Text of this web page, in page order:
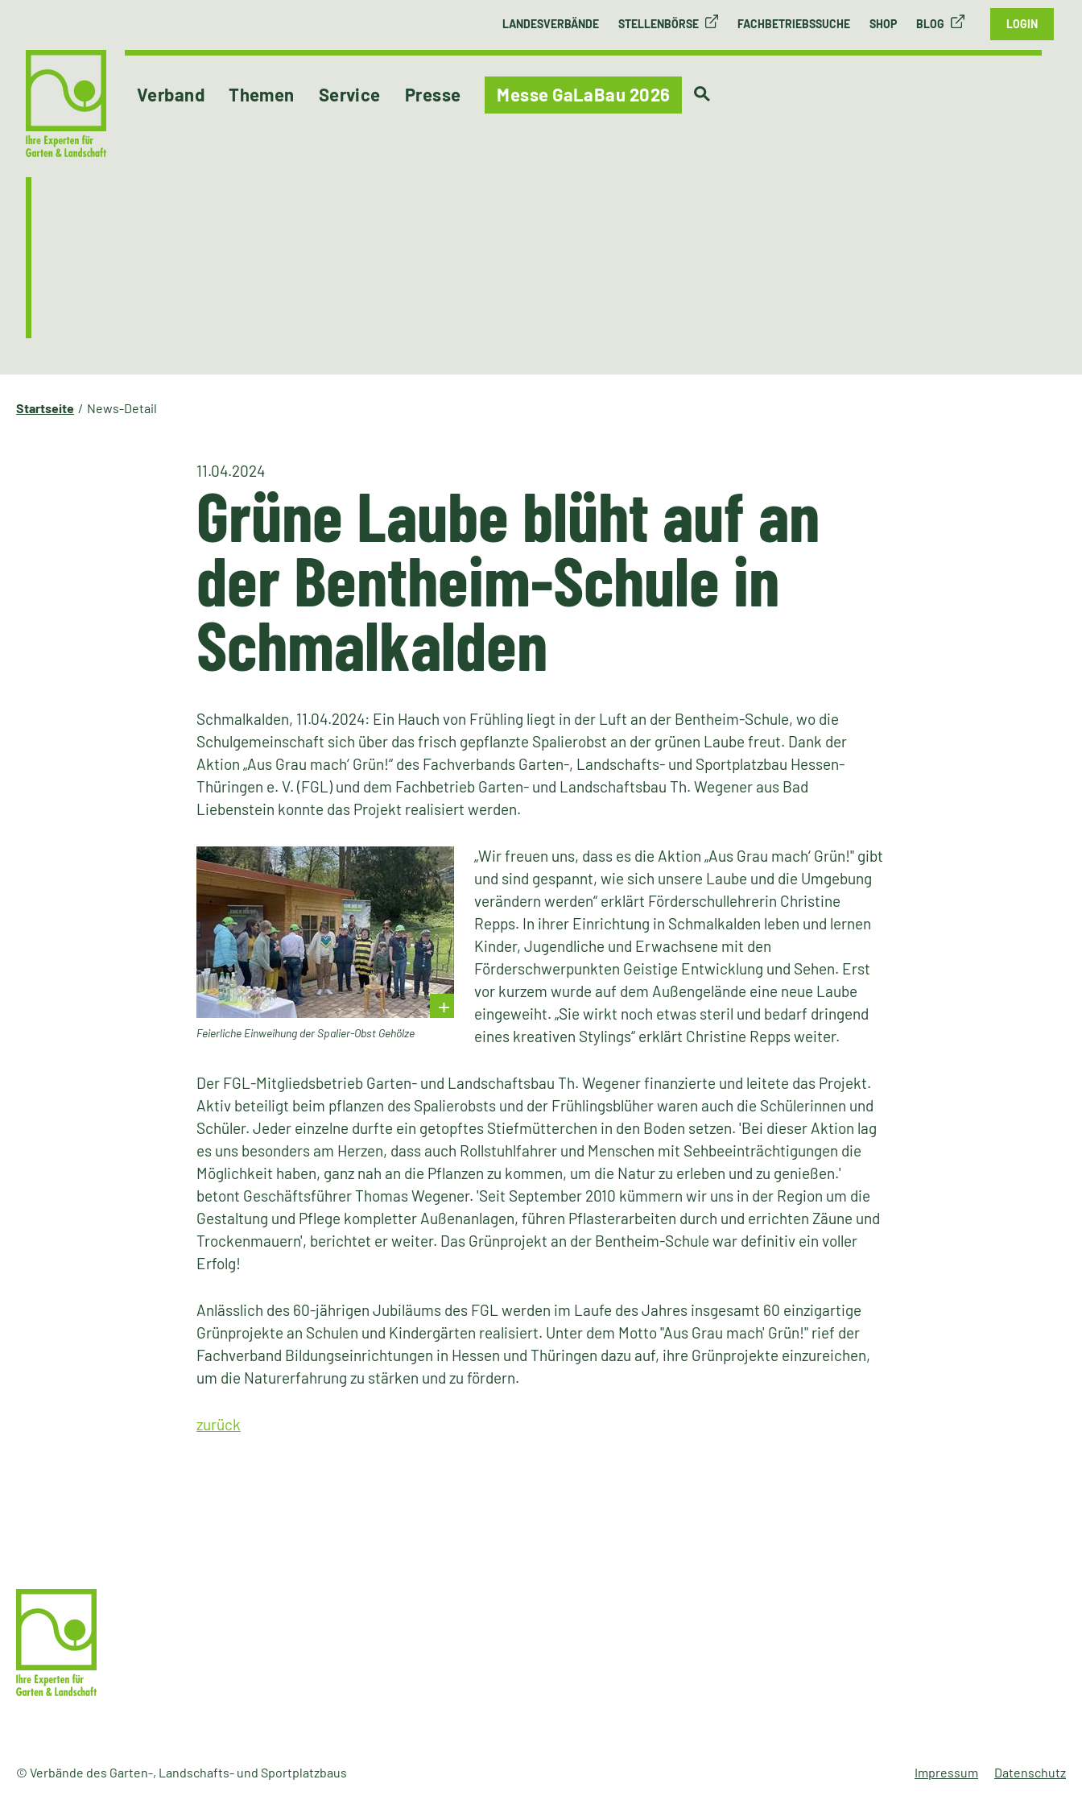
LANDESVERBÄNDE STELLENBÖRSE FACHBETRIEBSSUCHE SHOP BLOG LOGIN
Verband Themen Service Presse Messe GaLaBau 2026
Startseite News-Detail
11.04.2024
Grüne Laube blüht auf an
der Bentheim-Schule in
Schmalkalden
Schmalkalden, 11.04.2024: Ein Hauch von Frühling liegt in der Luft an der Bentheim-Schule, wo die
Schulgemeinschaft sich über das frisch gepflanzte Spalierobst an der grünen Laube freut. Dank der
Aktion „Aus Grau mach‘ Grün!“ des Fachverbands Garten-, Landschafts- und Sportplatzbau Hessen-
Thüringen e. V. (FGL) und dem Fachbetrieb Garten- und Landschaftsbau Th. Wegener aus Bad
Liebenstein konnte das Projekt realisiert werden.
Feierliche Einweihung der Spalier-Obst Gehölze
„Wir freuen uns, dass es die Aktion „Aus Grau mach‘ Grün!" gibt
und sind gespannt, wie sich unsere Laube und die Umgebung
verändern werden“ erklärt Förderschullehrerin Christine
Repps. In ihrer Einrichtung in Schmalkalden leben und lernen
Kinder, Jugendliche und Erwachsene mit den
Förderschwerpunkten Geistige Entwicklung und Sehen. Erst
vor kurzem wurde auf dem Außengelände eine neue Laube
eingeweiht. „Sie wirkt noch etwas steril und bedarf dringend
eines kreativen Stylings“ erklärt Christine Repps weiter.
Der FGL-Mitgliedsbetrieb Garten- und Landschaftsbau Th. Wegener finanzierte und leitete das Projekt.
Aktiv beteiligt beim pflanzen des Spalierobsts und der Frühlingsblüher waren auch die Schülerinnen und
Schüler. Jeder einzelne durfte ein getopftes Stiefmütterchen in den Boden setzen. 'Bei dieser Aktion lag
es uns besonders am Herzen, dass auch Rollstuhlfahrer und Menschen mit Sehbeeinträchtigungen die
Möglichkeit haben, ganz nah an die Pflanzen zu kommen, um die Natur zu erleben und zu genießen.'
betont Geschäftsführer Thomas Wegener. 'Seit September 2010 kümmern wir uns in der Region um die
Gestaltung und Pflege kompletter Außenanlagen, führen Pflasterarbeiten durch und errichten Zäune und
Trockenmauern', berichtet er weiter. Das Grünprojekt an der Bentheim-Schule war definitiv ein voller
Erfolg!
Anlässlich des 60-jährigen Jubiläums des FGL werden im Laufe des Jahres insgesamt 60 einzigartige
Grünprojekte an Schulen und Kindergärten realisiert. Unter dem Motto "Aus Grau mach' Grün!" rief der
Fachverband Bildungseinrichtungen in Hessen und Thüringen dazu auf, ihre Grünprojekte einzureichen,
um die Naturerfahrung zu stärken und zu fördern.
zurück
© Verbände des Garten-, Landschafts- und Sportplatzbaus Impressum Datenschutz